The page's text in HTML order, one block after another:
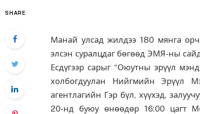
SHARE
Манай улсад жилдээ 180 мянга
элсэн суралцдаг бөгөөд ЭМЯ-ны
Есдүгээр сарыг “Оюутны эрүүл
холбогдуулан Нийгмийн Эрүүл
агентлагийн Гэр бүл, хүүхэд,
20-нд буюу өнөөдөр 16:00 цагт